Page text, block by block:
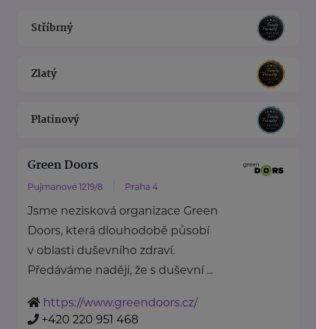
Stříbrný
Zlatý
Platinový
Green Doors
Pujmanové 1219/8 Praha 4
Jsme nezisková organizace Green
Doors, která dlouhodobě působí
v oblasti duševního zdraví.
Předáváme naději, že s duševní ...
https://www.greendoors.cz/
+420 220 951 468